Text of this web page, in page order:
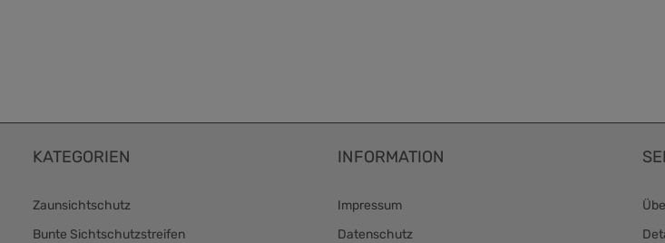
KATEGORIEN
Zaunsichtschutz
Bunte Sichtschutzstreifen
INFORMATION
Impressum
Datenschutz